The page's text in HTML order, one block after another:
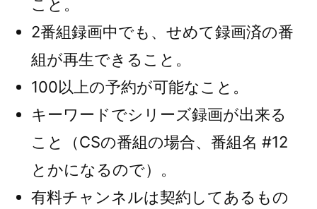
こと。
2番組録画中でも、せめて録画済の番
組が再生できること。
100以上の予約が可能なこと。
キーワードでシリーズ録画が出来る
こと（CSの番組の場合、番組名 #12
とかになるので）。
有料チャンネルは契約してあるもの